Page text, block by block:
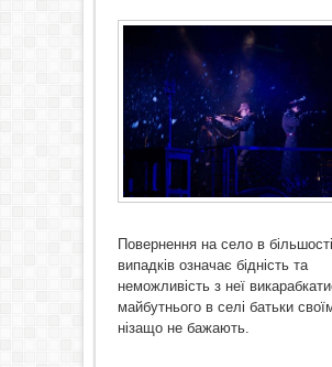
Повернення на село в більшості
випадків означає бідність та
неможливість з неї
майбутнього в селі батьки
нізащо не бажають.